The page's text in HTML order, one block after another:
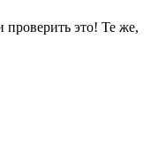
это! Те же,